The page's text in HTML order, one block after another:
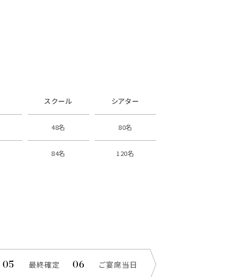
スクール シアター
48名 80名
84名 120名
最終確定 ご宴席当日